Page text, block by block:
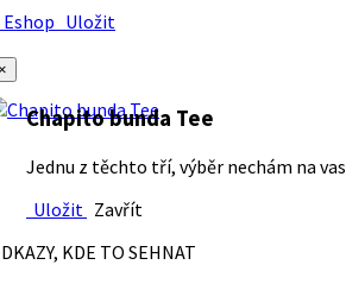
Uložit
Chapito bunda Tee
Jednu z těchto tří, výběr nechám na vas
Uložit Zavřít
KDE TO SEHNAT